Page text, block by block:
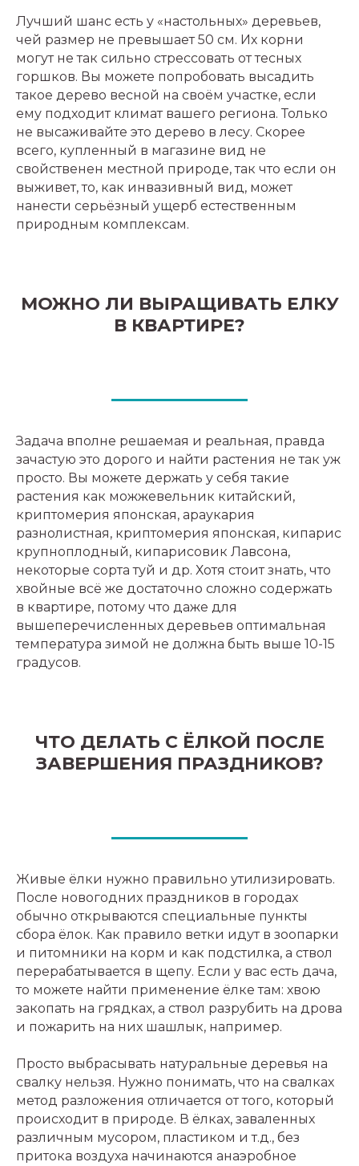
Лучший шанс есть у «настольных» деревьев,
чей размер не превышает 50 см. Их корни
могут не так сильно стрессовать от тесных
горшков. Вы можете попробовать высадить
такое дерево весной на своём участке, если
ему подходит климат вашего региона. Только
не высаживайте это дерево в лесу. Скорее
всего, купленный в магазине вид не
свойственен местной природе, так что если он
выживет, то, как инвазивный вид, может
нанести серьёзный ущерб естественным
природным комплексам.
МОЖНО ЛИ ВЫРАЩИВАТЬ ЕЛКУ
В КВАРТИРЕ?
Задача вполне решаемая и реальная, правда
зачастую это дорого и найти растения не так уж
просто. Вы можете держать у себя такие
растения как можжевельник китайский,
криптомерия японская, араукария
разнолистная, криптомерия японская, кипарис
крупноплодный, кипарисовик Лавсона,
некоторые сорта туй и др. Хотя стоит знать, что
хвойные всё же достаточно сложно содержать
в квартире, потому что даже для
вышеперечисленных деревьев оптимальная
температура зимой не должна быть выше 10-15
градусов.
ЧТО ДЕЛАТЬ С ЁЛКОЙ ПОСЛЕ
ЗАВЕРШЕНИЯ ПРАЗДНИКОВ?
Живые ёлки нужно правильно утилизировать.
После новогодних праздников в городах
обычно открываются специальные пункты
сбора ёлок. Как правило ветки идут в зоопарки
и питомники на корм и как подстилка, а ствол
перерабатывается в щепу. Если у вас есть дача,
то можете найти применение ёлке там: хвою
закопать на грядках, а ствол разрубить на дрова
и пожарить на них шашлык, например.
Просто выбрасывать натуральные деревья на
свалку нельзя. Нужно понимать, что на свалках
метод разложения отличается от того, который
происходит в природе. В ёлках, заваленных
различным мусором, пластиком и т.д., без
притока воздуха начинаются анаэробное
Реквизиты
Публичная оферта
Политика в отношении обработки
персональных данных
© Фонд «Природа и люди»
Подписаться на рассылку
info@naturepeople.ru
+74957271447